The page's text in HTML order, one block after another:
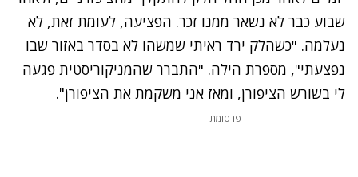
שבוע כבר לא נשאר ממנו זכר. הפציעה, לעומת זאת, לא
נעלמה. "כשהלק ירד ראיתי שמשהו לא בסדר באזור שבו
נפצעתי", מספרת הילה. "התברר שהמניקוריסטית פגעה
לי בשורש הציפורן, ומאז אני משקמת את הציפורן".
פרסומת